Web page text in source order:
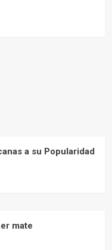
a su Popularidad
mate